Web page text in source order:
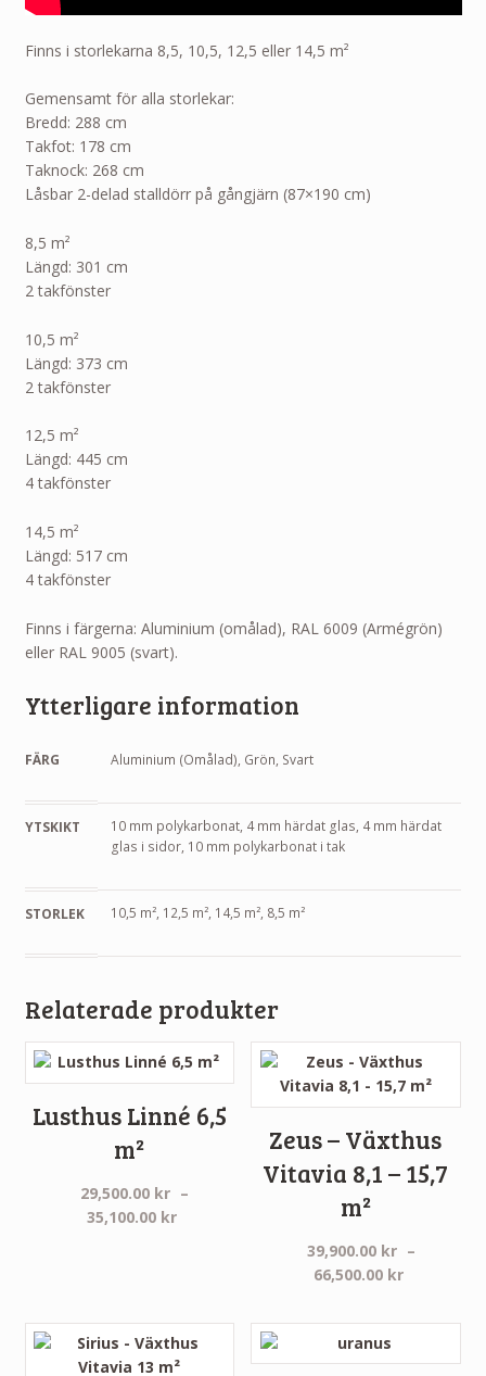
Finns i storlekarna 8,5, 10,5, 12,5 eller 14,5 m²
Gemensamt för alla storlekar:
Bredd: 288 cm
Takfot: 178 cm
Taknock: 268 cm
Låsbar 2-delad stalldörr på gångjärn (87×190 cm)
8,5 m²
Längd: 301 cm
2 takfönster
10,5 m²
Längd: 373 cm
2 takfönster
12,5 m²
Längd: 445 cm
4 takfönster
14,5 m²
Längd: 517 cm
4 takfönster
Finns i färgerna: Aluminium (omålad), RAL 6009 (Armégrön)
eller RAL 9005 (svart).
Ytterligare information
FÄRG Aluminium (Omålad), Grön, Svart
YTSKIKT
10 mm polykarbonat, 4 mm härdat glas, 4 mm härdat
glas i sidor, 10 mm polykarbonat i tak
STORLEK 10,5 m², 12,5 m², 14,5 m², 8,5 m²
Relaterade produkter
Lusthus Linné 6,5
m²
29,500.00 kr –
35,100.00 kr
Zeus – Växthus
Vitavia 8,1 – 15,7
m²
39,900.00 kr –
66,500.00 kr
till